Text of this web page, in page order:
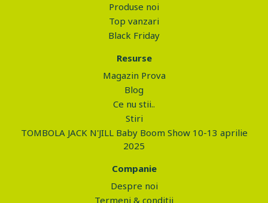
Produse noi
Top vanzari
Black Friday
Resurse
Magazin Prova
Blog
Ce nu stii..
Stiri
TOMBOLA JACK N'JILL Baby Boom Show 10-13 aprilie
2025
Companie
Despre noi
Termeni & conditii